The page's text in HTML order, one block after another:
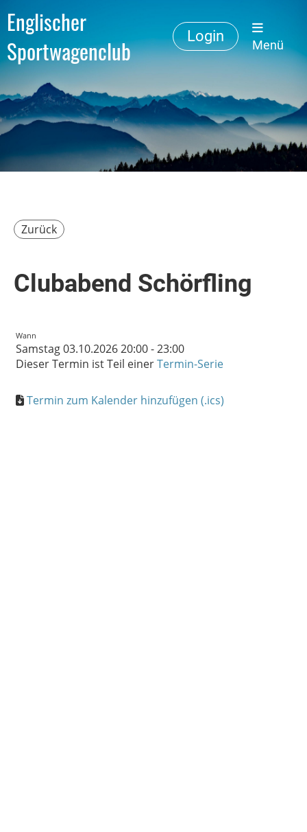
Englischer
Sportwagenclub
Login
Menü
Zurück
Clubabend Schörfling
Wann
Samstag 03.10.2026 20:00 - 23:00
Dieser Termin ist Teil einerTermin-Serie
Termin zum Kalender hinzufügen (.ics)